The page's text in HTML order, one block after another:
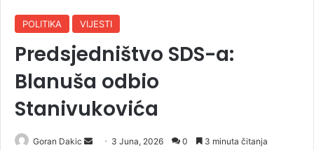
POLITIKA VIJESTI
Predsjedništvo SDS-a:
Blanuša odbio
Stanivukovića
Goran Dakic 3 Juna, 2026 0 3 minuta čitanja